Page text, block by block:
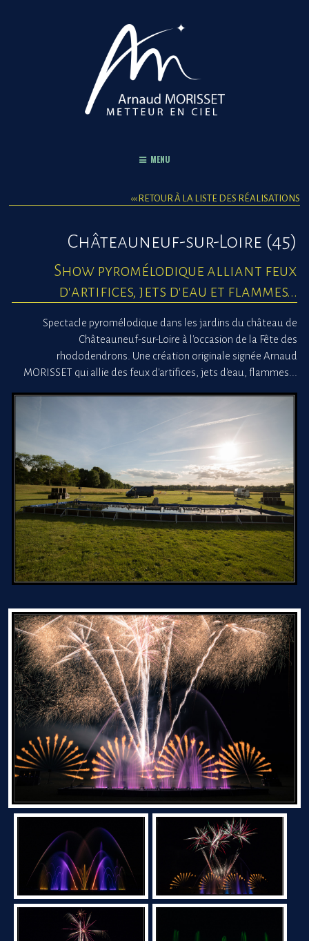
MENU
‹‹‹ RETOUR À LA LISTE DES RÉALISATIONS
Châteauneuf-sur-Loire (45)
Show pyromélodique alliant feux
d'artifices, jets d'eau et flammes...
Spectacle pyromélodique dans les jardins du château de
Châteauneuf-sur-Loire à l'occasion de la Fête des
rhododendrons. Une création originale signée Arnaud
MORISSET qui allie des feux d'artifices, jets d'eau, flammes...